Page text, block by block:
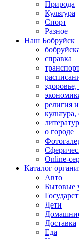
Природа
Культура
Спорт
Разное
Наш Бобруйск
справка
религия
о городе
Online-
Каталог
Авто
Бытовые
Дети
Доставка
Еда